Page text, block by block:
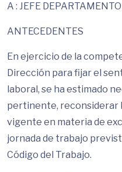
A : JEFE
ANTECEDENTES
En ejercicio de la
Dirección para fijar el
laboral, se ha estimado
pertinente, reconsiderar
vigente en materia de
jornada de trabajo
Código del Trabajo.